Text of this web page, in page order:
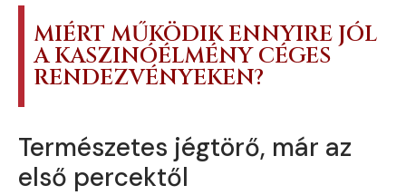
MIÉRT MŰKÖDIK ENNYIRE JÓL
A KASZINÓÉLMÉNY CÉGES
RENDEZVÉNYEKEN?
Természetes jégtörő, már az
első percektől